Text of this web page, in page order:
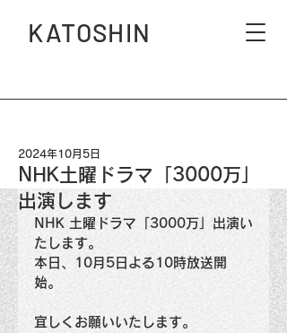
KATOSHIN
NHK土曜ドラマ「3000万」
出演します
2024年10月5日
NHK 土曜ドラマ「3000万」出演い
たします。
本日、10月5日よる10時放送開
始。
宜しくお願いいたします。